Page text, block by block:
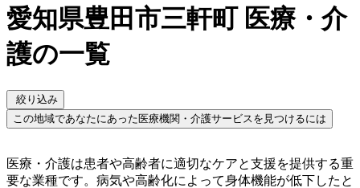
愛知県豊田市三軒町 医療・介
護の一覧
絞り込み
この地域であなたにあった医療機関・介護サービスを見つけるには
医療・介護は患者や高齢者に適切なケアと支援を提供する重
要な業種です。病気や高齢化によって身体機能が低下したと